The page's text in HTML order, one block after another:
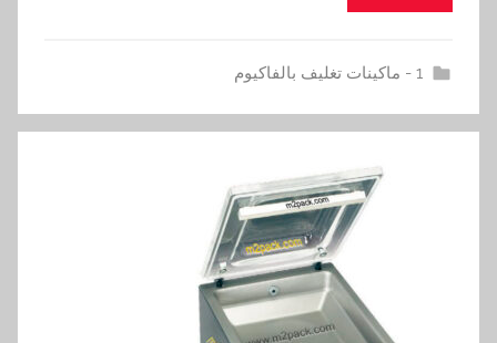
1 - ماكينات تغليف بالفاكيوم